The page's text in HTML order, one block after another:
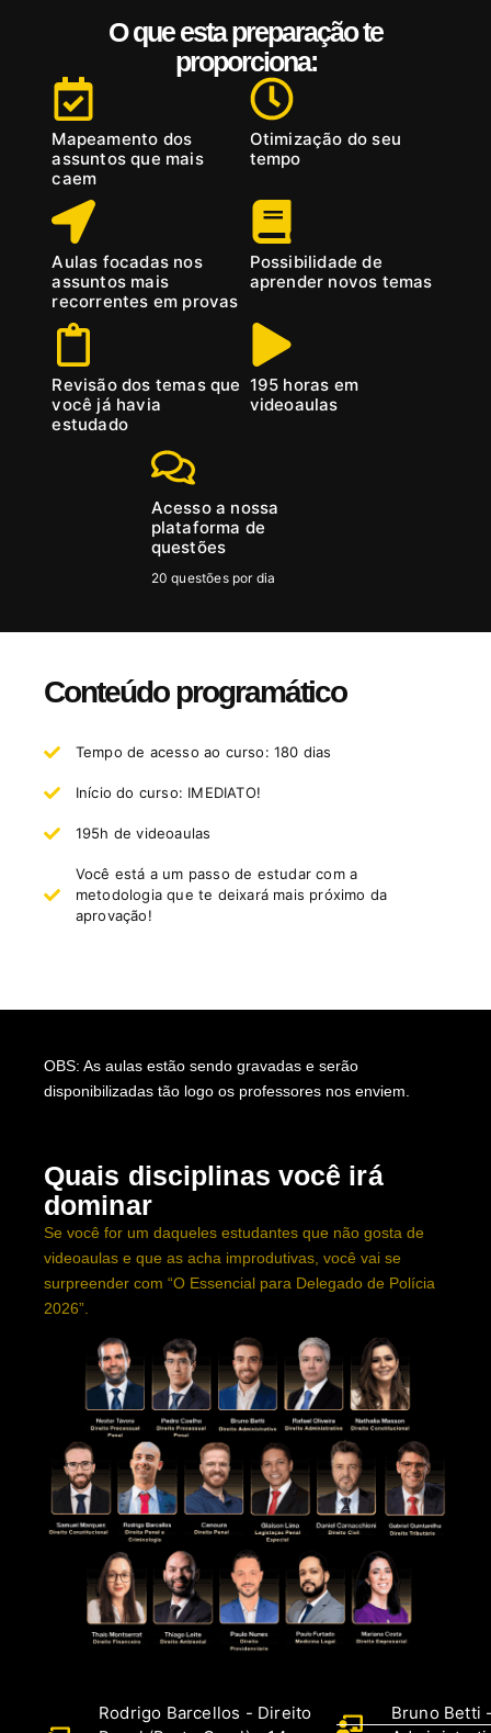
O que esta preparação te
proporciona:
Mapeamento dos
assuntos que mais
caem
Otimização do seu
tempo
Aulas focadas nos
assuntos mais
recorrentes em provas
Possibilidade de
aprender novos temas
Revisão dos temas que
você já havia
estudado
195 horas em
videoaulas
Acesso a nossa
plataforma de
questões
20 questões por dia
Conteúdo programático
Tempo de acesso ao curso: 180 dias
Início do curso: IMEDIATO!
195h de videoaulas
Você está a um passo de estudar com a
metodologia que te deixará mais próximo da
aprovação!
Quais disciplinas você irá
dominar
Se você for um daqueles estudantes que não gosta de
videoaulas e que as acha improdutivas, você vai se
surpreender com “O Essencial para Delegado de Polícia
2026”.
Rodrigo Barcellos - Direito
Bruno Betti
OBS: As aulas estão sendo gravadas e serão
disponibilizadas tão logo os professores nos enviem.